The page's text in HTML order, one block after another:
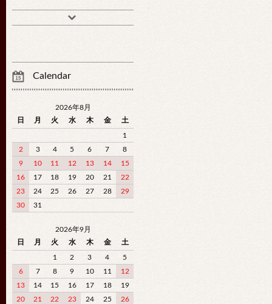
Calendar
2026年8月
日
月 火 水 木 金 土
1
2
3 4 5 6 7
8
9
10 11 12 13 14
15
16
17 18 19 20 21
22
23
24 25 26 27 28
29
30
31
2026年9月
日
月 火 水 木 金 土
1 2 3 4
5
6
7 8 9 10 11
12
13
14 15 16 17 18
19
20
21 22 23 24 25
26